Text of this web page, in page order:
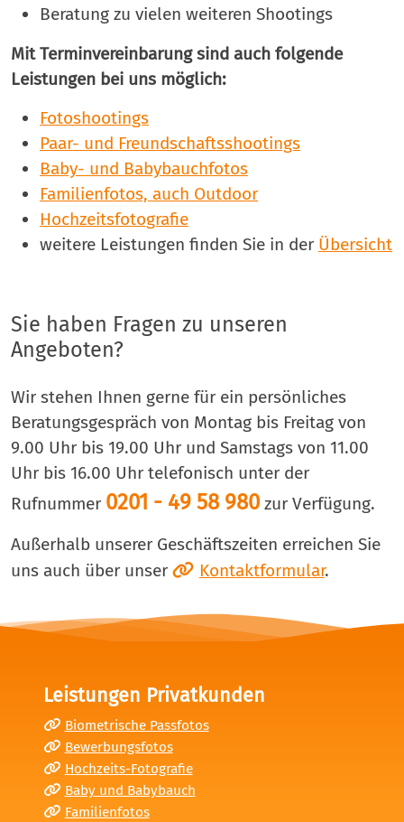
Beratung zu vielen weiteren Shootings
Mit Terminvereinbarung sind auch folgende
Leistungen bei uns möglich:
Fotoshootings
Paar- und Freundschaftsshootings
Baby- und Babybauchfotos
Familienfotos, auch Outdoor
Hochzeitsfotografie
weitere Leistungen finden Sie in der Übersicht
Sie haben Fragen zu unseren
Angeboten?
Wir stehen Ihnen gerne für ein persönliches
Beratungsgespräch von Montag bis Freitag von
9.00 Uhr bis 19.00 Uhr und Samstags von 11.00
Uhr bis 16.00 Uhr telefonisch unter der
Rufnummer 0201 - 49 58 980 zur Verfügung.
Außerhalb unserer Geschäftszeiten erreichen Sie
uns auch über unser
Kontaktformular.
Leistungen Privatkunden
Biometrische Passfotos
Bewerbungsfotos
Hochzeits-Fotografie
Baby und Babybauch
Familienfotos